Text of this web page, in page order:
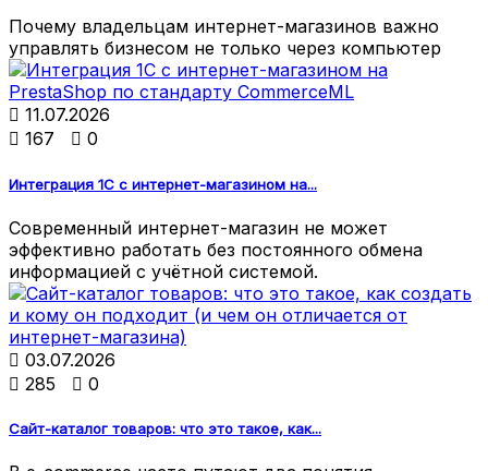
Почему владельцам интернет-магазинов важно
управлять бизнесом не только через компьютер
 11.07.2026
 167  0
Интеграция 1С с интернет-магазином на...
Современный интернет-магазин не может
эффективно работать без постоянного обмена
информацией с учётной системой.
 03.07.2026
 285  0
Сайт-каталог товаров: что это такое, как...